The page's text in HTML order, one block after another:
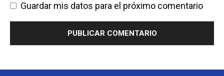
Guardar mis datos para el próximo comentario